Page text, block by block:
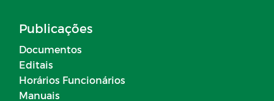
Publicações
Documentos
Editais
Horários Funcionários
Manuais